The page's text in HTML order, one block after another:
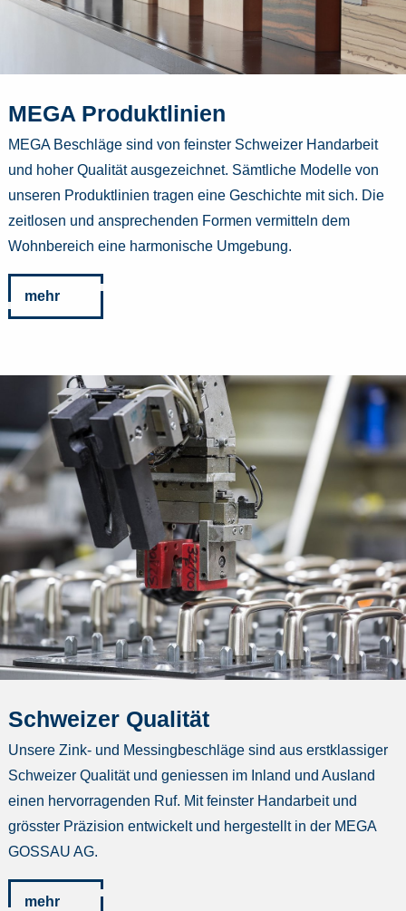
MEGA Produktlinien
MEGA Beschläge sind von feinster Schweizer Handarbeit
und hoher Qualität ausgezeichnet. Sämtliche Modelle von
unseren Produktlinien tragen eine Geschichte mit sich. Die
zeitlosen und ansprechenden Formen vermitteln dem
Wohnbereich eine harmonische Umgebung.
mehr
Schweizer Qualität
Unsere Zink- und Messingbeschläge sind aus erstklassiger
Schweizer Qualität und geniessen im Inland und Ausland
einen hervorragenden Ruf. Mit feinster Handarbeit und
grösster Präzision entwickelt und hergestellt in der MEGA
GOSSAU AG.
mehr